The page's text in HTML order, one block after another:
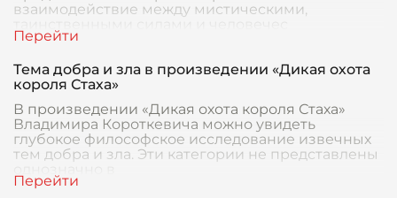
взаимодействие между мистическими,
Тема добра и зла в произведении «Дикая охота
короля Стаха»
В произведении «Дикая охота короля Стаха»
Владимира Короткевича можно увидеть
глубокое философское исследование извечных
тем добра и зла. Эти категории не представлены